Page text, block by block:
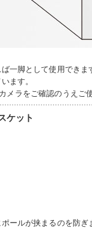
一脚として使用できま
ます。
ラをご確認のうえご
ケット
ールが挟まるのを防ぎ